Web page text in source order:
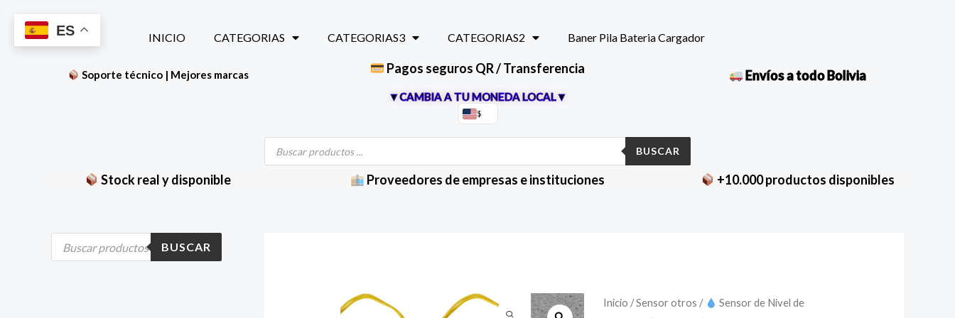
contenido
INICIO CATEGORIAS CATEGORIAS3 CATEGORIAS2 Baner Pila Bateria Cargador
Soporte técnico | Mejores marcas Pagos seguros QR / Transferencia Envíos a todo Bolivia
▼CAMBIA A TU MONEDA LOCAL▼
$
Búsqueda
productos
BUSCAR
Stock real y disponible Proveedores de empresas e instituciones +10.000 productos disponibles
B
s
BUSCAR
Inicio /Sensor otros /
Sensor de Nivel de
ES